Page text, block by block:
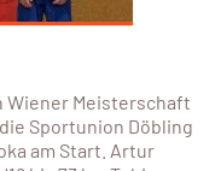
Wiener Meisterschaft
Sportunion Döbling
am Start. Artur